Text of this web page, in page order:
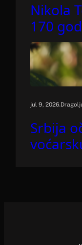
Nikola
170
jul 9, 2026.
Srbija